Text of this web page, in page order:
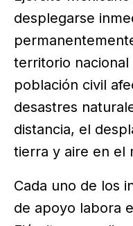
desplegarse
territorio nacional
población civil
desastres
distancia, el
tierra y aire en el
Cada uno de los
de apoyo labora